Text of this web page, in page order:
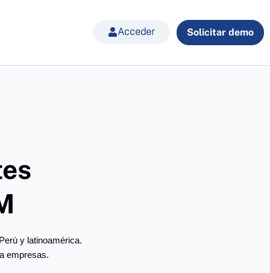
Acceder Solicitar demo
y latinoamérica.
empresas.